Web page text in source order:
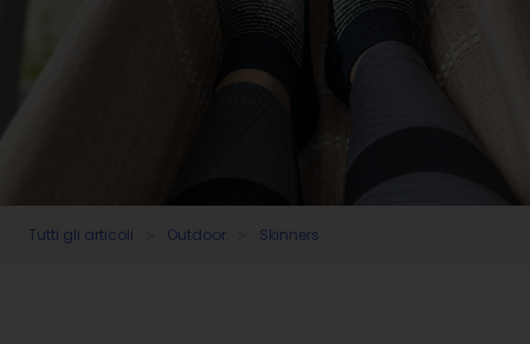
Tutti gli articoli Outdoor Skinners